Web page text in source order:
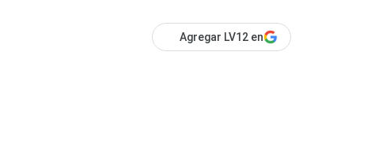
Agregar LV12 en